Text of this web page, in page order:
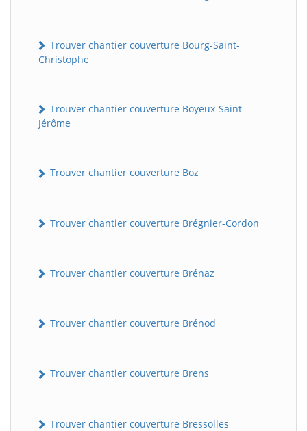
Trouver chantier couverture Bourg-Saint-
Christophe
Trouver chantier couverture Boyeux-Saint-
Jérôme
Trouver chantier couverture Boz
Trouver chantier couverture Brégnier-Cordon
Trouver chantier couverture Brénaz
Trouver chantier couverture Brénod
Trouver chantier couverture Brens
Trouver chantier couverture Bressolles